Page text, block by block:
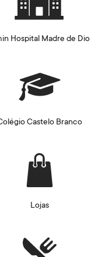
Hospital Madre de Dio
Castelo Branco
Lojas